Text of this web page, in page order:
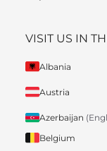
VISIT US IN
Albania
Austria
Azerbaijan
Belgium